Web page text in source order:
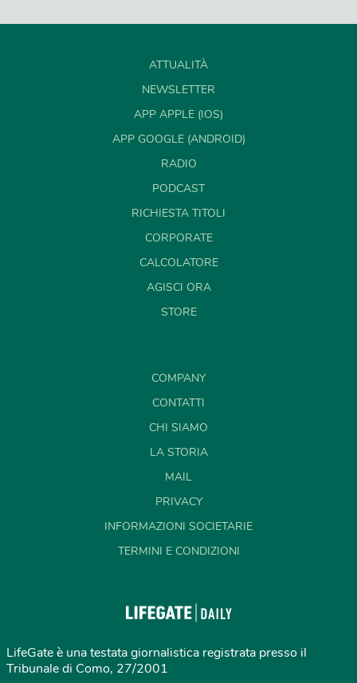
ATTUALITÀ
NEWSLETTER
APP APPLE (IOS)
APP GOOGLE (ANDROID)
RADIO
PODCAST
RICHIESTA TITOLI
CORPORATE
CALCOLATORE
AGISCI ORA
STORE
COMPANY
CONTATTI
CHI SIAMO
LA STORIA
MAIL
PRIVACY
INFORMAZIONI SOCIETARIE
TERMINI E CONDIZIONI
LifeGate è una testata giornalistica registrata presso il
Tribunale di Como, 27/2001